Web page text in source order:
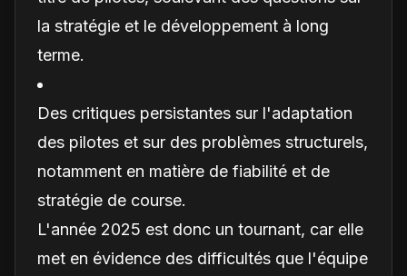
la stratégie et le développement à long
terme.
Des critiques persistantes sur l'adaptation
des pilotes et sur des problèmes structurels,
notamment en matière de fiabilité et de
stratégie de course.
L'année 2025 est donc un tournant, car elle
met en évidence des difficultés que l'équipe